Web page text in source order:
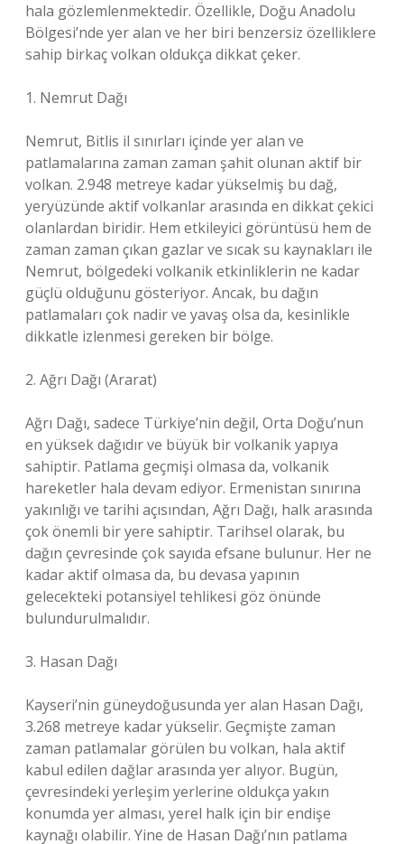
hala gözlemlenmektedir. Özellikle, Doğu Anadolu
Bölgesi’nde yer alan ve her biri benzersiz özelliklere
sahip birkaç volkan oldukça dikkat çeker.
1. Nemrut Dağı
Nemrut, Bitlis il sınırları içinde yer alan ve
patlamalarına zaman zaman şahit olunan aktif bir
volkan. 2.948 metreye kadar yükselmiş bu dağ,
yeryüzünde aktif volkanlar arasında en dikkat çekici
olanlardan biridir. Hem etkileyici görüntüsü hem de
zaman zaman çıkan gazlar ve sıcak su kaynakları ile
Nemrut, bölgedeki volkanik etkinliklerin ne kadar
güçlü olduğunu gösteriyor. Ancak, bu dağın
patlamaları çok nadir ve yavaş olsa da, kesinlikle
dikkatle izlenmesi gereken bir bölge.
2. Ağrı Dağı (Ararat)
Ağrı Dağı, sadece Türkiye’nin değil, Orta Doğu’nun
en yüksek dağıdır ve büyük bir volkanik yapıya
sahiptir. Patlama geçmişi olmasa da, volkanik
hareketler hala devam ediyor. Ermenistan sınırına
yakınlığı ve tarihi açısından, Ağrı Dağı, halk arasında
çok önemli bir yere sahiptir. Tarihsel olarak, bu
dağın çevresinde çok sayıda efsane bulunur. Her ne
kadar aktif olmasa da, bu devasa yapının
gelecekteki potansiyel tehlikesi göz önünde
bulundurulmalıdır.
3. Hasan Dağı
Kayseri’nin güneydoğusunda yer alan Hasan Dağı,
3.268 metreye kadar yükselir. Geçmişte zaman
zaman patlamalar görülen bu volkan, hala aktif
kabul edilen dağlar arasında yer alıyor. Bugün,
çevresindeki yerleşim yerlerine oldukça yakın
konumda yer alması, yerel halk için bir endişe
kaynağı olabilir. Yine de Hasan Dağı’nın patlama